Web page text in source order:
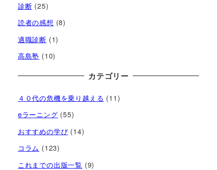
診断 (25)
読者の感想 (8)
適職診断 (1)
高島塾 (10)
カテゴリー
４０代の危機を乗り越える (11)
eラーニング (55)
おすすめの学び (14)
コラム (123)
これまでの出版一覧 (9)